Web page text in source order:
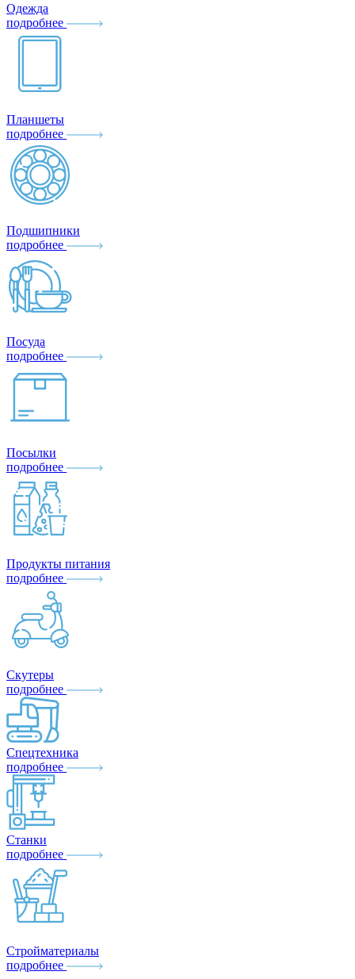
Одежда
подробнее
Планшеты
подробнее
Подшипники
подробнее
Посуда
подробнее
Посылки
подробнее
Продукты питания
подробнее
Скутеры
подробнее
Спецтехника
подробнее
Станки
подробнее
Стройматериалы
подробнее